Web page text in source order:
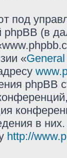
phpBB (в
«
phpBB
в
http://